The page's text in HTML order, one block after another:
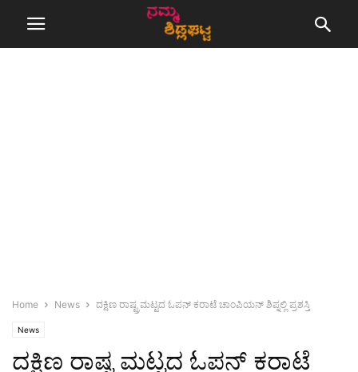
Home News ದಕ್ಷಿಣ ರಾಷ್ಟ್ರಮಟ್ಟದ ಓಪನ್ ಕರಾಟೆ ಚಾಂಪಿಯನ್ ಶಿಪ್ನಲ್ಲಿ ಪ್ರಶಸ್ತಿ
News
ದಕ್ಷಿಣ ರಾಷ್ಟ್ರಮಟ್ಟದ ಓಪನ್ ಕರಾಟೆ